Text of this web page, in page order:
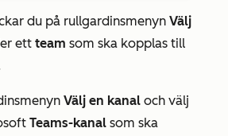
du på rullgardinsmenyn Välj
ett team som ska kopplas till
Välj en kanal och välj
Teams-kanal som ska